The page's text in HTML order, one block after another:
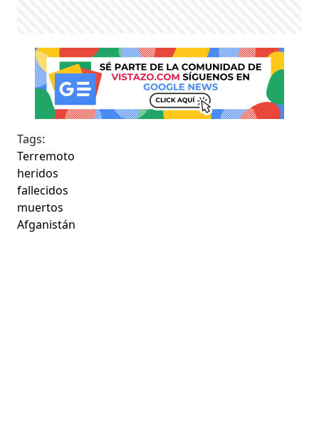
Tags:
Terremoto
heridos
fallecidos
muertos
Afganistán